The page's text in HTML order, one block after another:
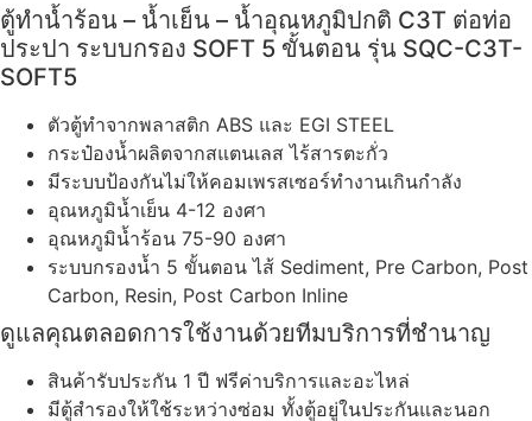
ตู้ทำน้ำร้อน – น้ำเย็น – น้ำอุณหภูมิปกติ C3T ต่อท่อ
ประปา ระบบกรอง SOFT 5 ขั้นตอน รุ่น SQC-C3T-
SOFT5
ตัวตู้ทำจากพลาสติก ABS และ EGI STEEL
กระป๋องน้ำผลิตจากสแตนเลส ไร้สารตะกั่ว
มีระบบป้องกันไม่ให้คอมเพรสเซอร์ทำงานเกินกำลัง
อุณหภูมิน้ำเย็น 4-12 องศา
อุณหภูมิน้ำร้อน 75-90 องศา
ระบบกรองน้ำ 5 ขั้นตอน ไส้ Sediment, Pre Carbon, Post
Carbon, Resin, Post Carbon Inline
ดูแลคุณตลอดการใช้งานด้วยทีมบริการที่ชำนาญ
สินค้ารับประกัน 1 ปี ฟรีค่าบริการและอะไหล่
มีตู้สำรองให้ใช้ระหว่างซ่อม ทั้งตู้อยู่ในประกันและนอก